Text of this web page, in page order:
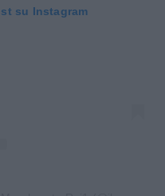
su Instagram